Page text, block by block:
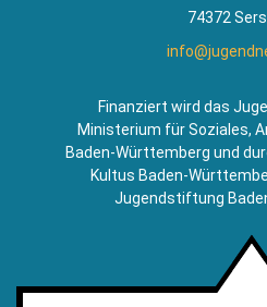
74372
Finanziert wird das
Ministerium für Soziales,
Baden-Württemberg und
Kultus Baden-
Jugendstiftung